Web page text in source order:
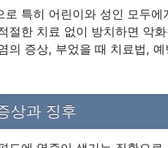
로 특히 어린이와 성인 모두
절한 치료 없이 방치하면 악
의 증상, 부었을 때 치료법,
상과 징후